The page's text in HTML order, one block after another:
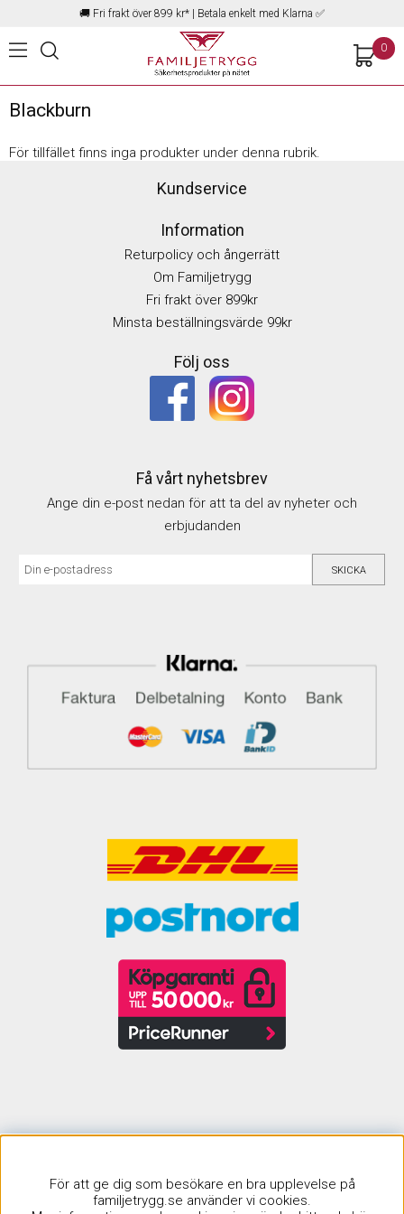
🚚 Fri frakt över 899 kr* | Betala enkelt med Klarna ✅
0
Blackburn
För tillfället finns inga produkter under denna rubrik.
Kundservice
Information
Returpolicy och ångerrätt
Om Familjetrygg
Fri frakt över 899kr
Minsta beställningsvärde 99kr
Följ oss
Få vårt nyhetsbrev
Ange din e-post nedan för att ta del av nyheter och
erbjudanden
SKICKA
Sagagruppen AB | Startades 2002 |
info@familjetrygg.se | Org. nr: 556959-0366
För att ge dig som besökare en bra upplevelse på
familjetrygg.se använder vi cookies.